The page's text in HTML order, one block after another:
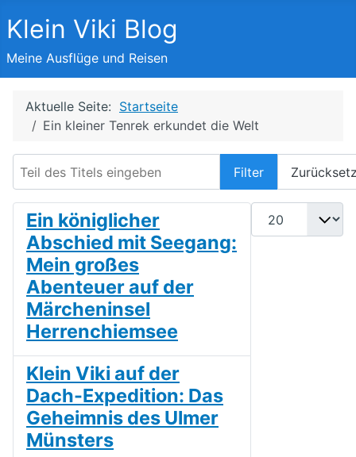
Klein Viki Blog
Meine Ausflüge und Reisen
Aktuelle Seite: Startseite
Ein kleiner Tenrek erkundet die Welt
Filter
Anzeige #
Ein königlicher
Abschied mit Seegang:
Mein großes
Abenteuer auf der
Märcheninsel
Herrenchiemsee
Klein Viki auf der
Dach-Expedition: Das
Geheimnis des Ulmer
Münsters